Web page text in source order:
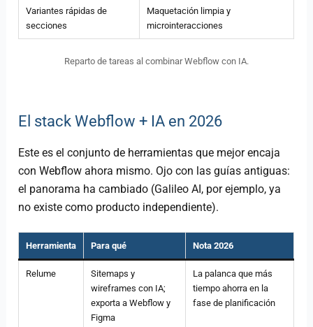
Variantes rápidas de
secciones
Maquetación limpia y
microinteracciones
Reparto de tareas al combinar Webflow con IA.
El stack Webflow + IA en 2026
Este es el conjunto de herramientas que mejor encaja
con Webflow ahora mismo. Ojo con las guías antiguas:
el panorama ha cambiado (Galileo AI, por ejemplo, ya
no existe como producto independiente).
Herramienta Para qué Nota 2026
Relume
Sitemaps y
wireframes con IA;
exporta a Webflow y
Figma
La palanca que más
tiempo ahorra en la
fase de planificación